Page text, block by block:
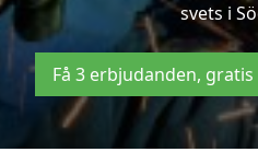
svets i
Få 3 erbjudanden,